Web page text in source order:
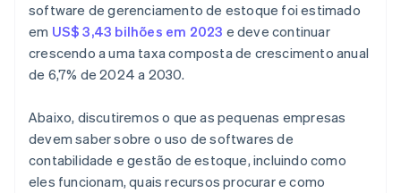
software de gerenciamento de estoque foi estimado
em US$ 3,43 bilhões em 2023 e deve continuar
crescendo a uma taxa composta de crescimento anual
de 6,7% de 2024 a 2030.
Abaixo, discutiremos o que as pequenas empresas
devem saber sobre o uso de softwares de
contabilidade e gestão de estoque, incluindo como
eles funcionam, quais recursos procurar e como